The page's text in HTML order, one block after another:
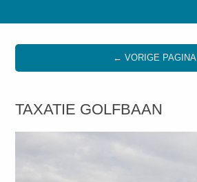
← VORIGE PAGINA
TAXATIE GOLFBAAN